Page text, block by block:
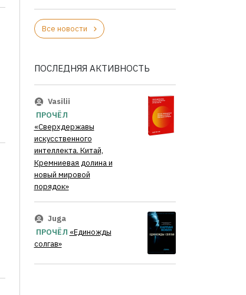
Все новости
ПОСЛЕДНЯЯ АКТИВНОСТЬ
Vasilii
ПРОЧЁЛ
«Сверхдержавы
искусственного
интеллекта. Китай,
Кремниевая долина и
новый мировой
порядок»
Juga
ПРОЧЁЛ «Единожды
солгав»